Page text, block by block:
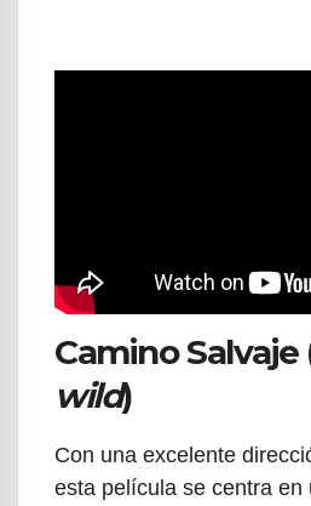
Camino Salvaje
wild)
Con una excelente
esta película se centra en